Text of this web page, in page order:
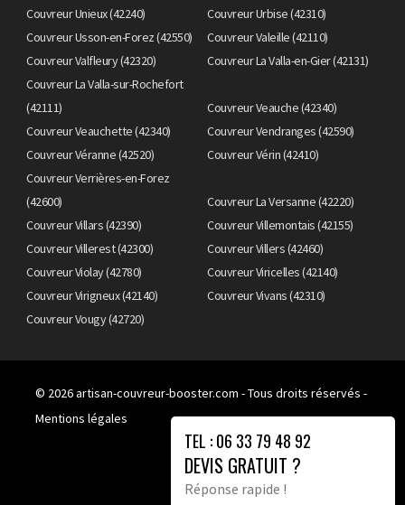
Couvreur Unieux (42240)
Couvreur Urbise (42310)
Couvreur Usson-en-Forez (42550)
Couvreur Valeille (42110)
Couvreur Valfleury (42320)
Couvreur La Valla-en-Gier (42131)
Couvreur La Valla-sur-Rochefort
(42111)
Couvreur Veauche (42340)
Couvreur Veauchette (42340)
Couvreur Vendranges (42590)
Couvreur Véranne (42520)
Couvreur Vérin (42410)
Couvreur Verrières-en-Forez
(42600)
Couvreur La Versanne (42220)
Couvreur Villars (42390)
Couvreur Villemontais (42155)
Couvreur Villerest (42300)
Couvreur Villers (42460)
Couvreur Violay (42780)
Couvreur Viricelles (42140)
Couvreur Virigneux (42140)
Couvreur Vivans (42310)
Couvreur Vougy (42720)
TEL : 06 33 79 48 92
DEVIS GRATUIT ?
Réponse rapide !
© 2026artisan-couvreur-booster.com - Tous droits réservés -
Mentions légales